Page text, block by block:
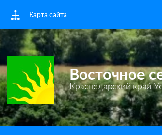
Карта сайта
Восточное
Краснодарский край